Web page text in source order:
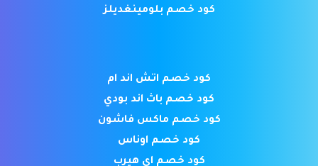
كود خصم بلومينغديلز
كود خصم اتش اند ام
كود خصم باث اند بودي
كود خصم ماكس فاشون
كود خصم اوناس
كود خصم اي هيرب